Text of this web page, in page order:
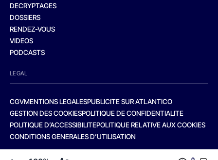
DECRYPTAGES
DOSSIERS
RENDEZ-VOUS
VIDEOS
PODCASTS
LEGAL
CGVMENTIONS LEGALESPUBLICITE SUR ATLANTICO
GESTION DES COOKIESPOLITIQUE DE CONFIDENTIALITE
POLITIQUE D’ACCESSIBILITEPOLITIQUE RELATIVE AUX COOKIES
CONDITIONS GENERALES D’UTILISATION